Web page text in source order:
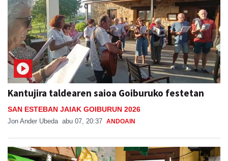
Kantujira taldearen saioa Goiburuko festetan
SAN ESTEBAN JAIAK GOIBURUN 2026
Jon Ander Ubeda abu 07, 20:37 ANDOAIN